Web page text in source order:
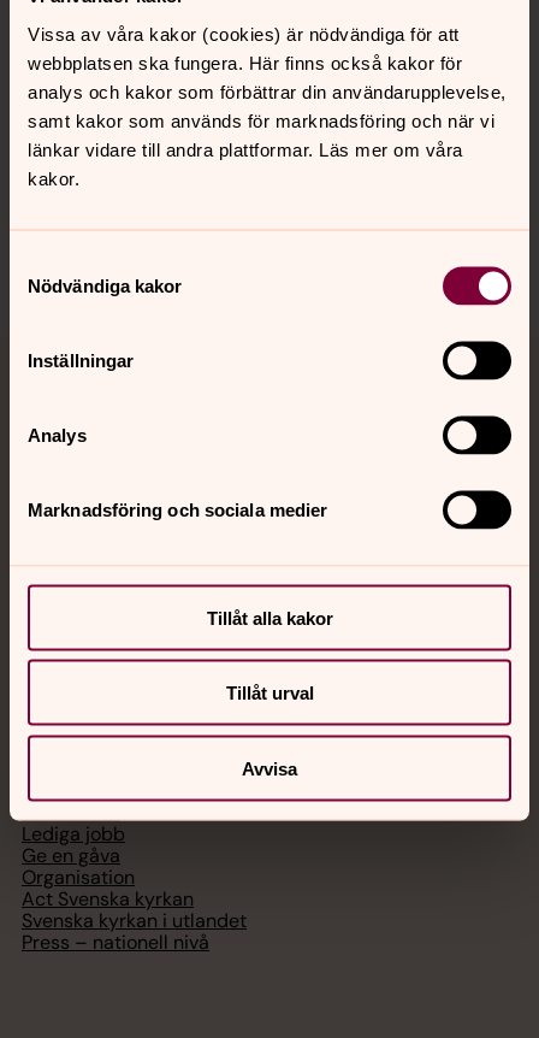
Vissa av våra kakor (cookies) är nödvändiga för att
webbplatsen ska fungera. Här finns också kakor för
analys och kakor som förbättrar din användarupplevelse,
samt kakor som används för marknadsföring och när vi
länkar vidare till andra plattformar. Läs mer om våra
kakor.
Nödvändiga kakor
Inställningar
Analys
Marknadsföring och sociala medier
Tillåt alla kakor
Tillåt urval
Avvisa
Kalender
Hitta snabbt
Akut samtals- och krisstöd. Prata eller chatta anonymt
Digitalt brev
Svenska kyrkan
Lediga jobb
Ge en gåva
Organisation
Act Svenska kyrkan
Svenska kyrkan i utlandet
Press – nationell nivå